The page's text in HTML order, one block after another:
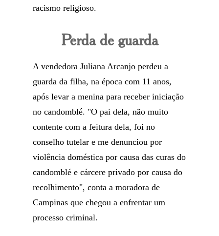
racismo religioso.
Perda de guarda
A vendedora Juliana Arcanjo perdeu a
guarda da filha, na época com 11 anos,
após levar a menina para receber iniciação
no candomblé. "O pai dela, não muito
contente com a feitura dela, foi no
conselho tutelar e me denunciou por
violência doméstica por causa das curas do
candomblé e cárcere privado por causa do
recolhimento", conta a moradora de
Campinas que chegou a enfrentar um
processo criminal.